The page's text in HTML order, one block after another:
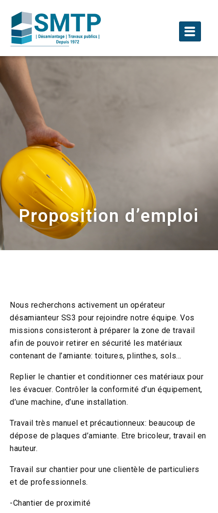
Proposition d’emploi
Nous recherchons activement un opérateur
désamianteur SS3 pour rejoindre notre équipe. Vos
missions consisteront à préparer la zone de travail
afin de pouvoir retirer en sécurité les matériaux
contenant de l’amiante: toitures, plinthes, sols…
Replier le chantier et conditionner ces matériaux pour
les évacuer. Contrôler la conformité d’un équipement,
d’une machine, d’une installation.
Travail très manuel et précautionneux: beaucoup de
dépose de plaques d’amiante. Etre bricoleur, travail en
hauteur.
Travail sur chantier pour une clientèle de particuliers
et de professionnels.
-Chantier de proximité